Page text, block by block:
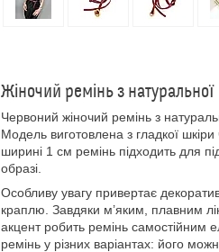
Жіночий ремінь з
Червоний жіночий ремінь з
Модель виготовлена з гладкої
ширині 1 см ремінь підходить для
образі.
Особливу увагу привертає
краплю. Завдяки м’яким, плавним
акцент робить ремінь самостійним
ремінь у різних варіантах: його